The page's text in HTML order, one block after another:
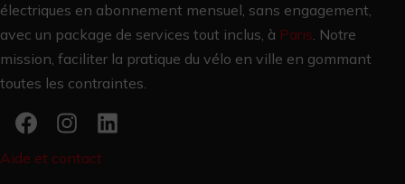
électriques en abonnement mensuel, sans engagement,
avec un package de services tout inclus, à Paris. Notre
mission, faciliter la pratique du vélo en ville en gommant
toutes les contraintes.
Aide et contact